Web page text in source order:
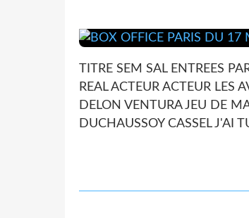
TITRE SEM SAL ENTREES
REAL ACTEUR ACTEUR
DELON VENTURA JEU DE
DUCHAUSSOY CASSEL J'AI